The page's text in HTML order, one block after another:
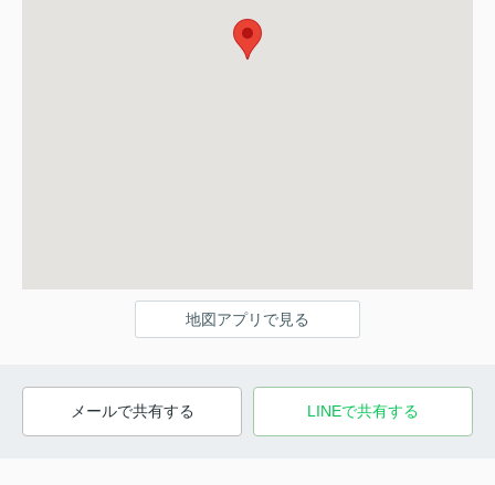
地図アプリで見る
メールで共有する LINEで共有する